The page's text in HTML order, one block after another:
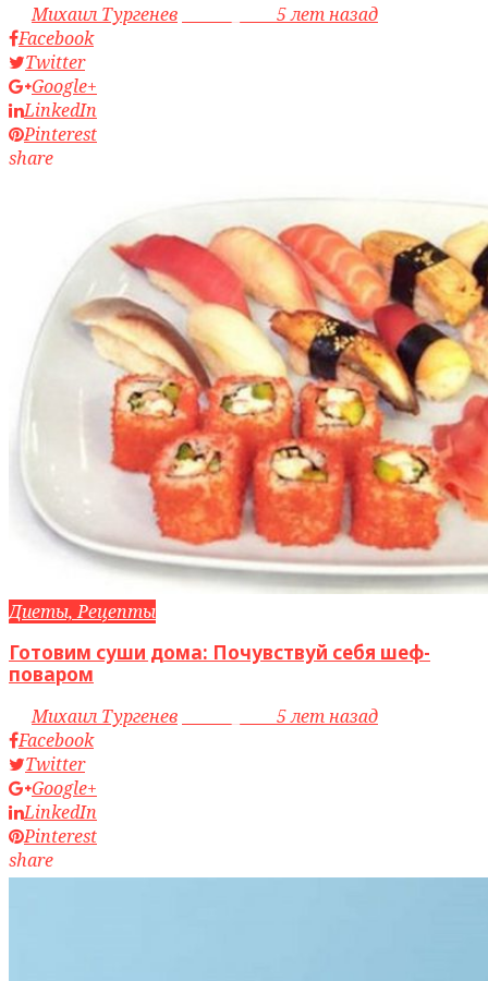
byМихаил Тургенев
5 лет назад
Facebook
Twitter
Google+
LinkedIn
Pinterest
share
Диеты, Рецепты
Готовим суши дома: Почувствуй себя шеф-
поваром
byМихаил Тургенев
5 лет назад
Facebook
Twitter
Google+
LinkedIn
Pinterest
share